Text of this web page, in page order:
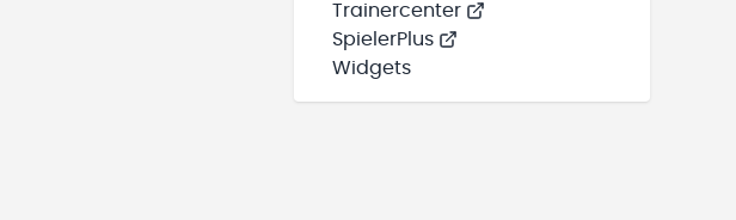
Trainercenter
SpielerPlus
Widgets